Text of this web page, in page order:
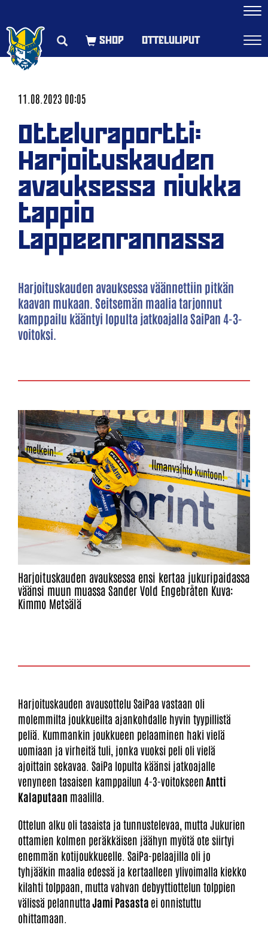
OTTELULIPUT
11.08.2023 00:05
Otteluraportti:
Harjoituskauden
avauksessa niukka
tappio
Lappeenrannassa
Harjoituskauden avauksessa väännettiin pitkän
kaavan mukaan. Seitsemän maalia tarjonnut
kamppailu kääntyi lopulta jatkoajalla SaiPan 4-3-
voitoksi.
Harjoituskauden avauksessa ensi kertaa jukuripaidassa
väänsi muun muassa Sander Vold Engebråten Kuva:
Kimmo Metsälä
Harjoituskauden avausottelu SaiPaa vastaan oli
molemmilta joukkueilta ajankohdalle hyvin tyypillistä
peliä. Kummankin joukkueen pelaaminen haki vielä
uomiaan ja virheitä tuli, jonka vuoksi peli oli vielä
ajoittain sekavaa. SaiPa lopulta käänsi jatkoajalle
venyneen tasaisen kamppailun 4-3-voitokseenAntti
Kalaputaan maalilla.
Ottelun alku oli tasaista ja tunnustelevaa, mutta Jukurien
ottamien kolmen peräkkäisen jäähyn myötä ote siirtyi
enemmän kotijoukkueelle. SaiPa-pelaajilla oli jo
tyhjääkin maalia edessä ja kertaalleen ylivoimalla kiekko
kilahti tolppaan, mutta vahvan debyyttiottelun tolppien
välissä pelannuttaJami Pasasta ei onnistuttu
ohittamaan.